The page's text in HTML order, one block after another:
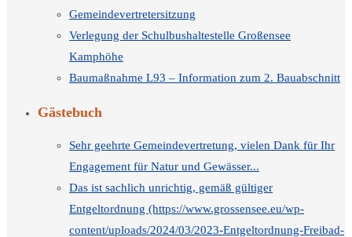
Gemeindevertretersitzung
Verlegung der Schulbushaltestelle Großensee
Kamphöhe
Baumaßnahme L93 – Information zum 2. Bauabschnitt
Gästebuch
Sehr geehrte Gemeindevertretung, vielen Dank für Ihr
Engagement für Natur und Gewässer...
Das ist sachlich unrichtig, gemäß gültiger
Entgeltordnung (https://www.grossensee.eu/wp-
content/uploads/2024/03/2023-Entgeltordnung-Freibad-